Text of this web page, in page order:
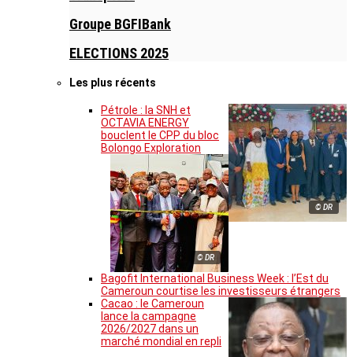
Groupe BGFIBank
ELECTIONS 2025
Les plus récents
© DR
Pétrole : la SNH et
OCTAVIA ENERGY
bouclent le CPP du bloc
Bolongo Exploration
© DR
Bagofit International Business Week : l’Est du
Cameroun courtise les investisseurs étrangers
Cacao : le Cameroun
lance la campagne
2026/2027 dans un
marché mondial en repli